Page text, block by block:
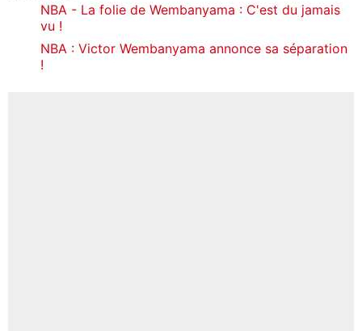
NBA - La folie de Wembanyama : C'est du jamais
vu !
NBA : Victor Wembanyama annonce sa séparation
!